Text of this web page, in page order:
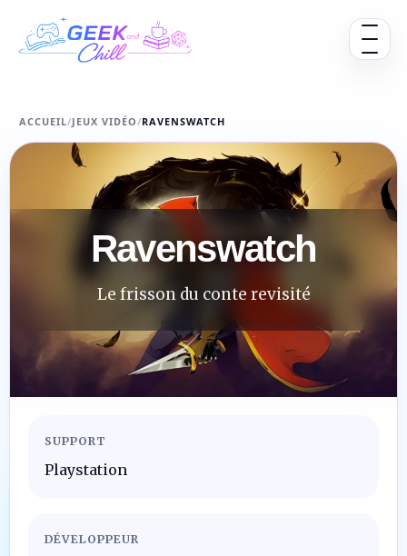
Ouvrir
ACCUEIL/JEUX VIDÉO/RAVENSWATCH
Ravenswatch
Le frisson du conte revisité
SUPPORT
Playstation
DÉVELOPPEUR